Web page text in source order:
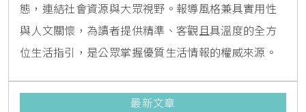
態，連結社會資源與大眾視野。報導風格兼具實用性
與人文關懷，為讀者提供精準、客觀且具溫度的全方
位生活指引，是公眾掌握優質生活情報的權威來源。
最新文章